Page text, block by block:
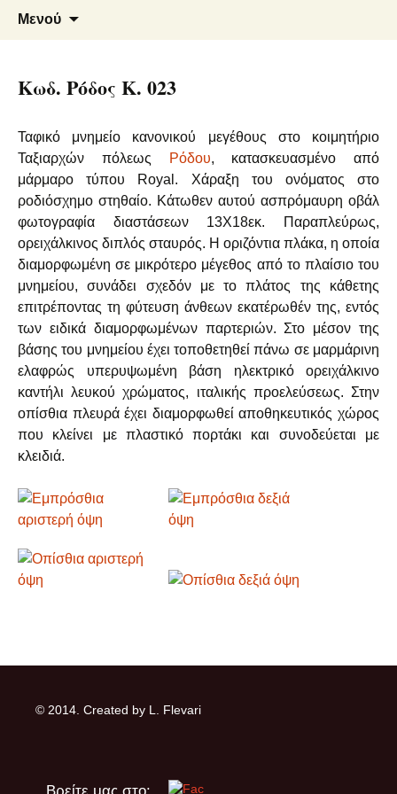
Μετάβαση
Φλεβάρης Α. – Αρμενάκης Ε.
Ο.Ε.
Μάρμαρα – Γρανίτες
Μενού
Κωδ. Ρόδος Κ. 023
Ταφικό μνημείο κανονικού μεγέθους στο κοιμητήριο
Ταξιαρχών πόλεως
Ρόδου, κατασκευασμένο από
μάρμαρο τύπου Royal. Χάραξη του ονόματος στο
ροδιόσχημο στηθαίο. Κάτωθεν αυτού ασπρόμαυρη οβάλ
φωτογραφία διαστάσεων 13Χ18εκ. Παραπλεύρως,
ορειχάλκινος διπλός σταυρός. Η οριζόντια πλάκα, η οποία
διαμορφωμένη σε μικρότερο μέγεθος από το πλαίσιο του
μνημείου, συνάδει σχεδόν με το πλάτος της κάθετης
επιτρέποντας τη φύτευση άνθεων εκατέρωθέν της, εντός
των ειδικά διαμορφωμένων παρτεριών. Στο μέσον της
βάσης του μνημείου έχει τοποθετηθεί πάνω σε μαρμάρινη
ελαφρώς υπερυψωμένη βάση ηλεκτρικό ορειχάλκινο
καντήλι λευκού χρώματος, ιταλικής προελεύσεως. Στην
οπίσθια πλευρά έχει διαμορφωθεί αποθηκευτικός χώρος
που κλείνει με πλαστικό πορτάκι και συνοδεύεται με
κλειδιά.
© 2014. Created by L. Flevari